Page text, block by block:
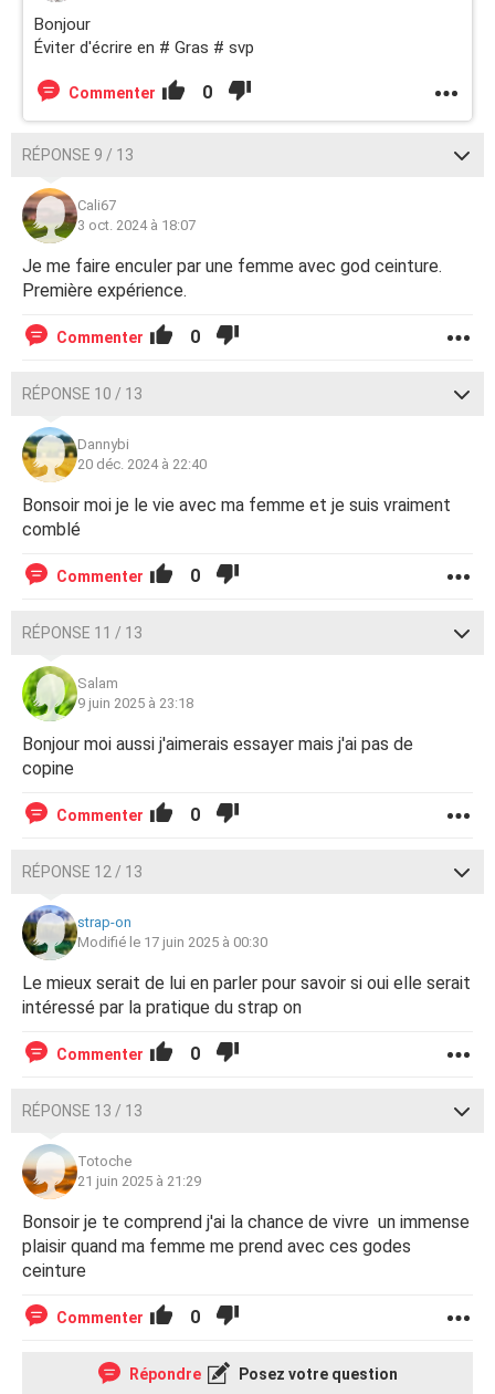
Bonjour
Éviter d'écrire en # Gras # svp
Commenter 0
RÉPONSE 9 / 13
Cali67
3 oct. 2024 à 18:07
Je me faire enculer par une femme avec god ceinture.
Première expérience.
Commenter 0
RÉPONSE 10 / 13
Dannybi
20 déc. 2024 à 22:40
Bonsoir moi je le vie avec ma femme et je suis vraiment
comblé
Commenter 0
RÉPONSE 11 / 13
Salam
9 juin 2025 à 23:18
Bonjour moi aussi j'aimerais essayer mais j'ai pas de
copine
Commenter 0
RÉPONSE 12 / 13
strap-on
Modifié le 17 juin 2025 à 00:30
Le mieux serait de lui en parler pour savoir si oui elle serait
intéressé par la pratique du strap on
Commenter 0
RÉPONSE 13 / 13
Totoche
21 juin 2025 à 21:29
Bonsoir je te comprend j'ai la chance de vivre un immense
plaisir quand ma femme me prend avec ces godes
ceinture
Commenter 0
Répondre Posez votre question